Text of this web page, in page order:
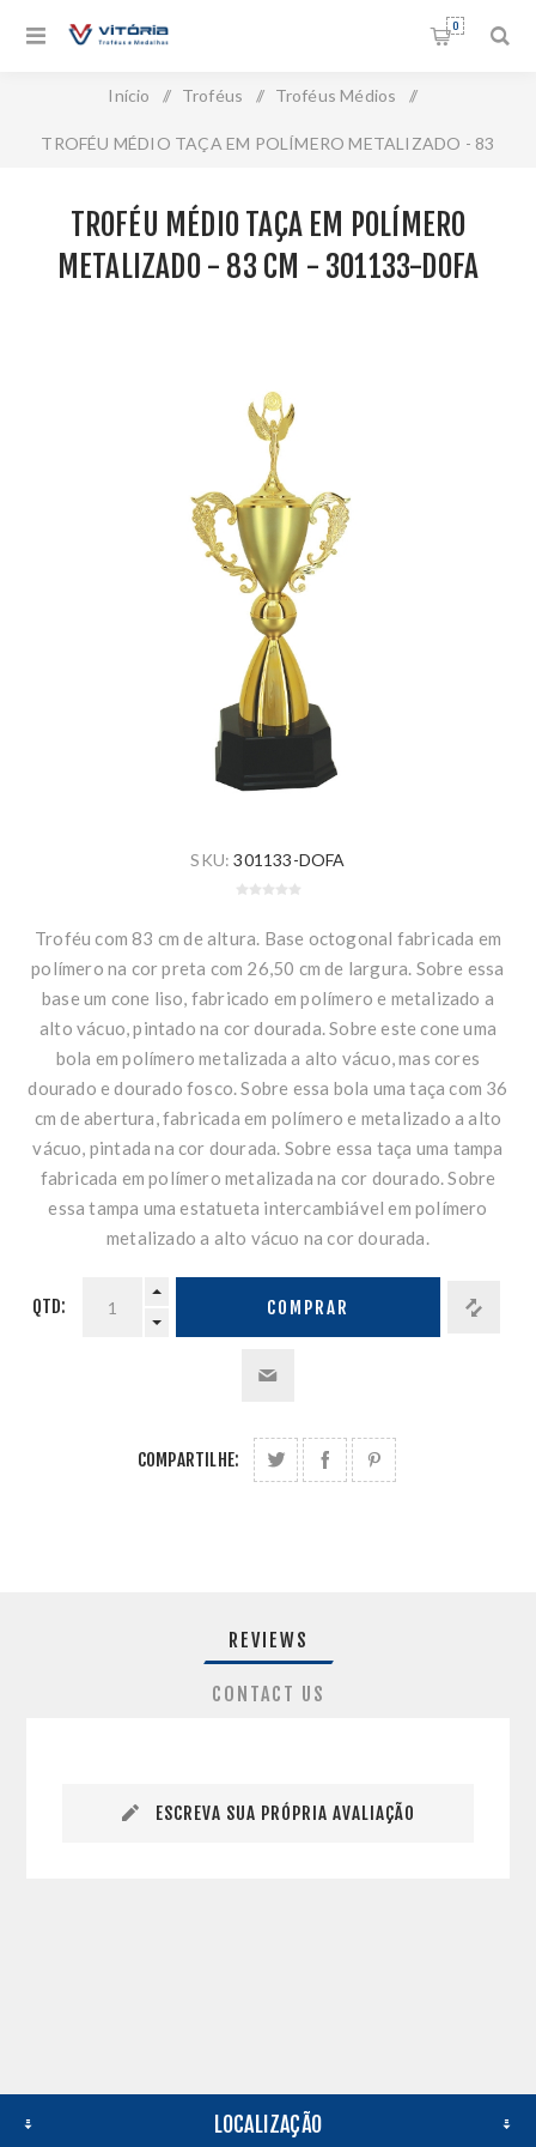
0
Início / Troféus / Troféus Médios /
TROFÉU MÉDIO TAÇA EM POLÍMERO METALIZADO - 83
TROFÉU MÉDIO TAÇA EM POLÍMERO
METALIZADO - 83 CM - 301133-DOFA
SKU: 301133-DOFA
Troféu com 83 cm de altura. Base octogonal fabricada em
polímero na cor preta com 26,50 cm de largura. Sobre essa
base um cone liso, fabricado em polímero e metalizado a
alto vácuo, pintado na cor dourada. Sobre este cone uma
bola em polímero metalizada a alto vácuo, mas cores
dourado e dourado fosco. Sobre essa bola uma taça com 36
cm de abertura, fabricada em polímero e metalizado a alto
vácuo, pintada na cor dourada. Sobre essa taça uma tampa
fabricada em polímero metalizada na cor dourado. Sobre
essa tampa uma estatueta intercambiável em polímero
metalizado a alto vácuo na cor dourada.
QTD: COMPRAR
COMPARTILHE:
REVIEWS
CONTACT US
ESCREVA SUA PRÓPRIA AVALIAÇÃO
LOCALIZAÇÃO